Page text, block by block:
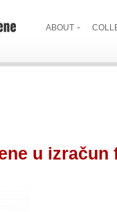
ABOUT
u izračun